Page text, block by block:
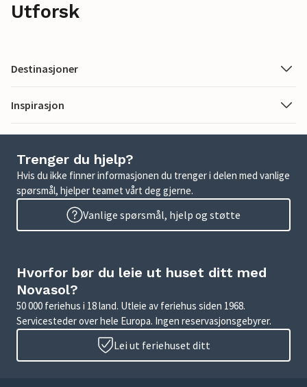
Utforsk
Destinasjoner
Inspirasjon
Trenger du hjelp?
Hvis du ikke finner informasjonen du trenger i delen med vanlige
spørsmål, hjelper teamet vårt deg gjerne.
Vanlige spørsmål, hjelp og støtte
Hvorfor bør du leie ut huset ditt med
Novasol?
50 000 feriehus i 18 land. Utleie av feriehus siden 1968.
Servicesteder over hele Europa. Ingen reservasjonsgebyrer.
Lei ut feriehuset ditt